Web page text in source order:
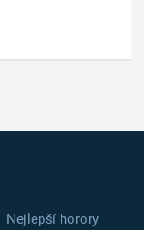
Nejlepší horory